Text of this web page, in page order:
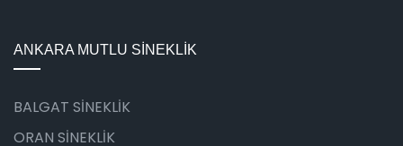
ANKARA MUTLU SİNEKLİK
BALGAT SİNEKLİK
ORAN SİNEKLİK